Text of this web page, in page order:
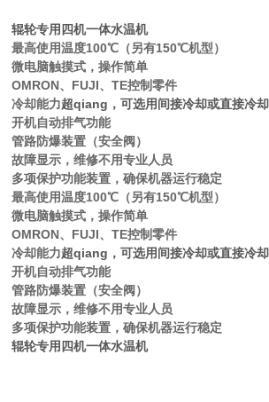
辊轮专用四机一体水温机
最高使用温度100℃（另有150℃机型）
微电脑触摸式，操作简单
OMRON、FUJI、TE控制零件
冷却能力超qiang ，可选用间接冷却或直接冷却
开机自动排气功能
管路防爆装置（安全阀）
故障显示，维修不用专业人员
多项保护功能装置，确保机器运行稳定
最高使用温度100℃（另有150℃机型）
微电脑触摸式，操作简单
OMRON、FUJI、TE控制零件
冷却能力超qiang ，可选用间接冷却或直接冷却
开机自动排气功能
管路防爆装置（安全阀）
故障显示，维修不用专业人员
多项保护功能装置，确保机器运行稳定
辊轮专用四机一体水温机